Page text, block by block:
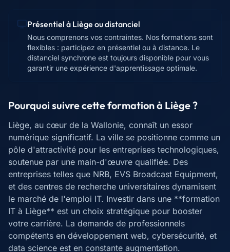
Présentiel à Liège ou distanciel
Nous comprenons vos contraintes. Nos formations sont
flexibles : participez en présentiel ou à distance. Le
distanciel synchrone est toujours disponible pour vous
garantir une expérience d'apprentissage optimale.
Pourquoi suivre cette formation à Liège?
Liège, au cœur de la Wallonie, connaît un essor
numérique significatif. La ville se positionne comme un
pôle d'attractivité pour les entreprises technologiques,
soutenue par une main-d'œuvre qualifiée. Des
entreprises telles que NRB, EVS Broadcast Equipment,
et des centres de recherche universitaires dynamisent
le marché de l'emploi IT. Investir dans une **formation
IT à Liège** est un choix stratégique pour booster
votre carrière. La demande de professionnels
compétents en développement web, cybersécurité, et
data science est en constante augmentation.